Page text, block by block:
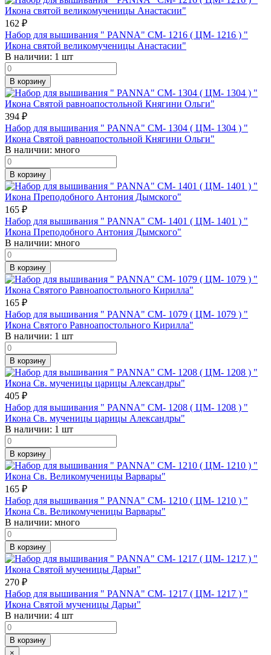
162 ₽
Набор для вышивания " PANNA" CM- 1216 ( ЦМ- 1216 ) "
Икона святой великомученицы Анастасии"
В наличии: 1 шт
В корзину
394 ₽
Набор для вышивания " PANNA" CM- 1304 ( ЦМ- 1304 ) "
Икона Святой равноапостольной Княгини Ольги"
В наличии: много
В корзину
165 ₽
Набор для вышивания " PANNA" CM- 1401 ( ЦМ- 1401 ) "
Икона Преподобного Антония Дымского"
В наличии: много
В корзину
165 ₽
Набор для вышивания " PANNA" CM- 1079 ( ЦМ- 1079 ) "
Икона Святого Равноапостольного Кирилла"
В наличии: 1 шт
В корзину
405 ₽
Набор для вышивания " PANNA" CM- 1208 ( ЦМ- 1208 ) "
Икона Св. мученицы царицы Александры"
В наличии: 1 шт
В корзину
165 ₽
Набор для вышивания " PANNA" CM- 1210 ( ЦМ- 1210 ) "
Икона Св. Великомученицы Варвары"
В наличии: много
В корзину
270 ₽
Набор для вышивания " PANNA" CM- 1217 ( ЦМ- 1217 ) "
Икона Святой мученицы Дарьи"
В наличии: 4 шт
В корзину
×